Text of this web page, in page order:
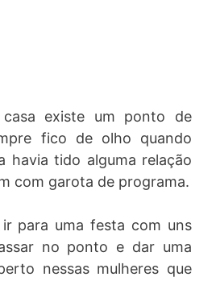
existe um ponto de
fico de olho quando
havia tido alguma relação
com garota de programa.
para uma festa com uns
no ponto e dar uma
nessas mulheres que